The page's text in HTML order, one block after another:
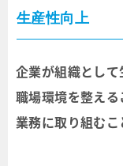
生産性向上
企業が組織として
職場環境を整え
業務に取り組むこ